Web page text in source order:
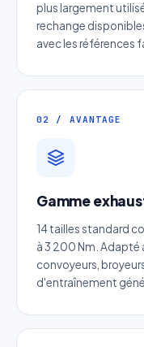
plus largement
rechange
avec les références
02 / AVANTAGE
Gamme
14 tailles standard
à 3 200 Nm. Adapté
convoyeurs,
d'entraînement
Devis